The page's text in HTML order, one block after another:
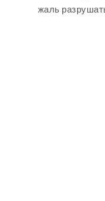
жаль